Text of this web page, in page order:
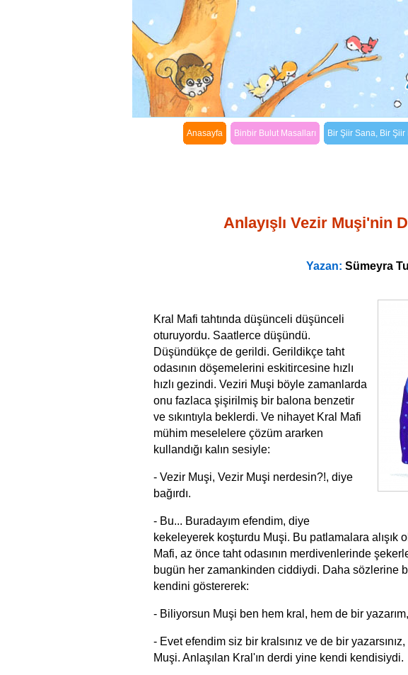
Anasayfa Binbir Bulut Masalları Bir Şiir Sana, Bir Şiir
Anlayışlı Vezir Muşi'nin
Yazan: Sümeyra
Kral Mafi tahtında düşünceli düşünceli
oturuyordu. Saatlerce düşündü.
Düşündükçe de gerildi. Gerildikçe taht
odasının döşemelerini eskitircesine hızlı
hızlı gezindi. Veziri Muşi böyle zamanlarda
onu fazlaca şişirilmiş bir balona benzetir
ve sıkıntıyla beklerdi. Ve nihayet Kral Mafi
mühim meselelere çözüm ararken
kullandığı kalın sesiyle:
- Vezir Muşi, Vezir Muşi nerdesin?!, diye
bağırdı.
- Bu... Buradayım efendim, diye
kekeleyerek koşturdu Muşi. Bu patlamalara alışık
Mafi, az önce taht odasının merdivenlerinde
bugün her zamankinden ciddiydi. Daha sözlerine
kendini göstererek:
- Biliyorsun Muşi ben hem kral, hem de bir
- Evet efendim siz bir kralsınız ve de bir
Muşi. Anlaşılan Kral'ın derdi yine kendi kendisiydi.